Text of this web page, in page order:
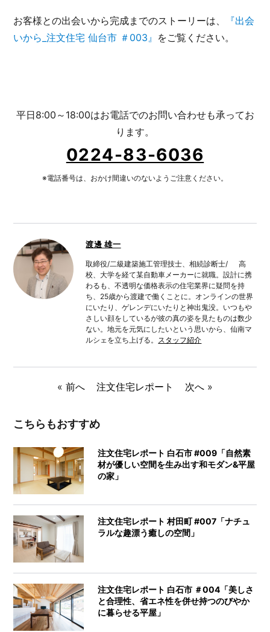
お客様との出会いから完成までのストーリーは、
『出会
いから_注文住宅 仙台市 ＃003』 をご覧ください。
平日8:00～18:00はお電話でのお問い合わせも承ってお
ります。
0224-83-6036
※電話番号は、おかけ間違いのないようご注意ください。
渡邊 雄一
取締役/二級建築施工管理技士、相続診断士/ 高
校、大学を経て某自動車メーカーに就職。設計に携
わるも、不透明な価格表示の住宅業界に疑問を持
ち、25歳から渡建で働くことに。オンラインの世界
にいたり、ゲレンデにいたりと神出鬼没。いつもや
さしい顔をしているが彼の真の姿を見たものは数少
ない。地元を元気にしたいという思いから、仙南マ
ルシェを立ち上げる。
スタッフ紹介
« 前へ 注文住宅レポート 次へ »
こちらもおすすめ
注文住宅レポート 白石市 #009「自然素
材が優しい空間を生み出す和モダン&平屋
の家」
注文住宅レポート 村田町 #007「ナチュ
ラルな趣漂う癒しの空間」
注文住宅レポート 白石市 ＃004「美しさ
と合理性、省エネ性を併せ持つのびやか
に暮らせる平屋」